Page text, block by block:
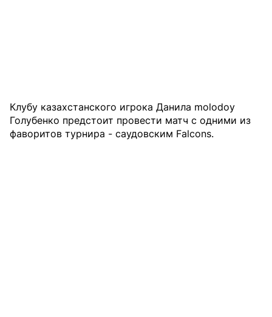
Клубу казахстанского игрока Данила molodoy
Голубенко предстоит провести матч с одними из
фаворитов турнира - саудовским Falcons.